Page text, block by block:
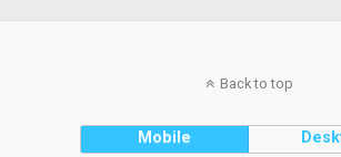
Back to top
Mobile